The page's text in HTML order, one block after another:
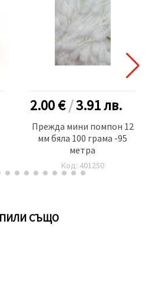
2.00 €/3.91лв.
Прежда мини помпон 12
мм бяла 100 грама -95
метра
Код: 401250
СЪЩО